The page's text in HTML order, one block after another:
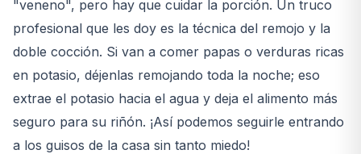
"veneno", pero hay que cuidar la porción. Un truco
profesional que les doy es la técnica del remojo y la
doble cocción. Si van a comer papas o verduras ricas
en potasio, déjenlas remojando toda la noche; eso
extrae el potasio hacia el agua y deja el alimento más
seguro para su riñón. ¡Así podemos seguirle entrando
a los guisos de la casa sin tanto miedo!